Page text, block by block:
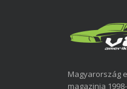
Magyarország
magazinja